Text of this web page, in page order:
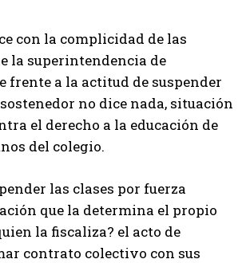
con la complicidad de las
la superintendencia de
frente a la actitud de suspender
no dice nada, situación
el derecho a la educación de
del colegio.
las clases por fuerza
que la determina el propio
la fiscaliza? el acto de
contrato colectivo con sus